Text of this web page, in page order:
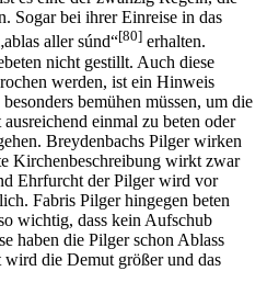
Sogar bei ihrer Einreise in das
aller súnd“[80] erhalten.
nicht gestillt. Auch diese
werden, ist ein Hinweis
bemühen müssen, um die
einmal zu beten oder
Breydenbachs Pilger wirken
Kirchenbeschreibung wirkt zwar
Ehrfurcht der Pilger wird vor
Fabris Pilger hingegen beten
wichtig, dass kein Aufschub
haben die Pilger schon Ablass
die Demut größer und das